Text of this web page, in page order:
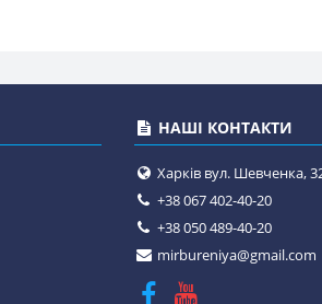
НАШІ КОНТАКТИ
Харків вул. Шевченка,
+38 067 402-40-20
+38 050 489-40-20
mirbureniya@gmail.com